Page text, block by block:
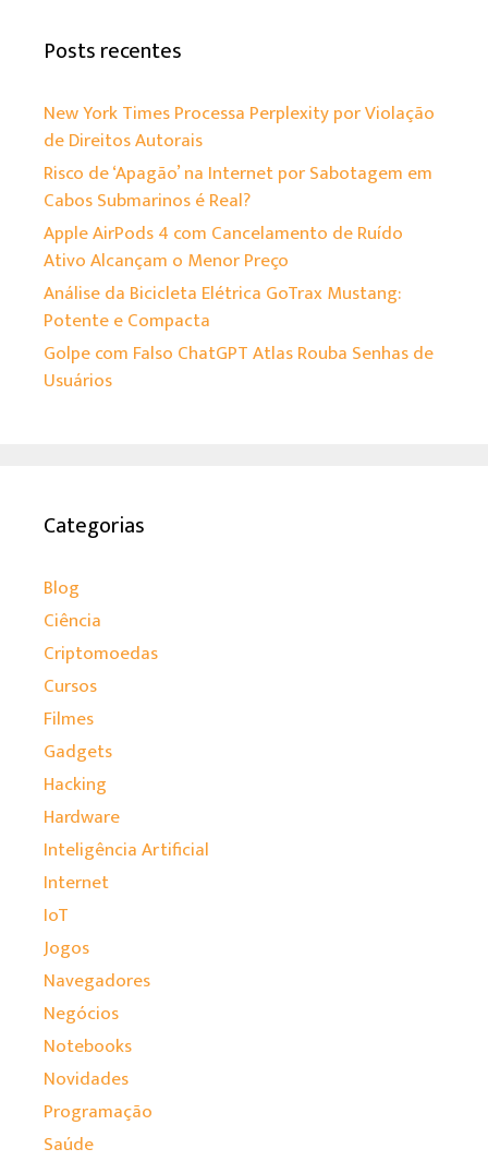
Posts recentes
New York Times Processa Perplexity por Violação
de Direitos Autorais
Risco de ‘Apagão’ na Internet por Sabotagem em
Cabos Submarinos é Real?
Apple AirPods 4 com Cancelamento de Ruído
Ativo Alcançam o Menor Preço
Análise da Bicicleta Elétrica GoTrax Mustang:
Potente e Compacta
Golpe com Falso ChatGPT Atlas Rouba Senhas de
Usuários
Categorias
Blog
Ciência
Criptomoedas
Cursos
Filmes
Gadgets
Hacking
Hardware
Inteligência Artificial
Internet
IoT
Jogos
Navegadores
Negócios
Notebooks
Novidades
Programação
Saúde